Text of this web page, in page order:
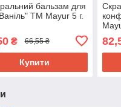
бальзам для
TM Mayur 5 г.
₴ 66,55 ₴
Купити